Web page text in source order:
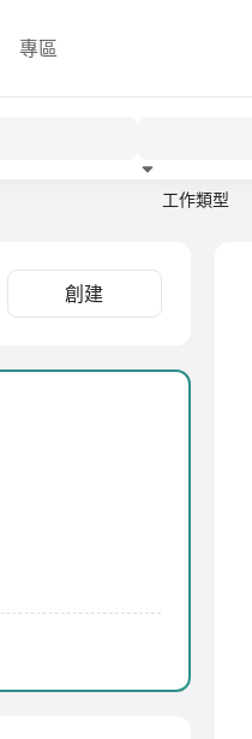
專區
工作類型
創建